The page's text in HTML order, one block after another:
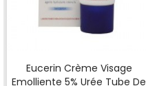
Eucerin Crème Visage
Emolliente 5% Urée Tube De